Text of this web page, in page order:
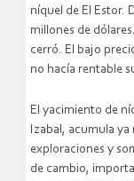
níquel de El Estor.
millones de
cerró. El bajo
no hacía rentable
El yacimiento de
Izabal, acumula ya
exploraciones y
de cambio,